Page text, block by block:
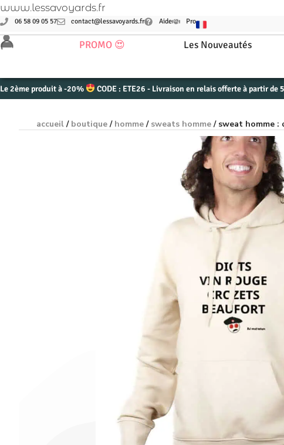
www.lessavoyards.fr
06 58 09 05 57 contact@lessavoyards.fr Aide Pro
PROMO 😍 Les Nouveautés
Le 2ème produit à -20% CODE : ETE26 - Livraison en relais offerte à partir de
accueil / boutique / homme / sweats homme / sweat homme